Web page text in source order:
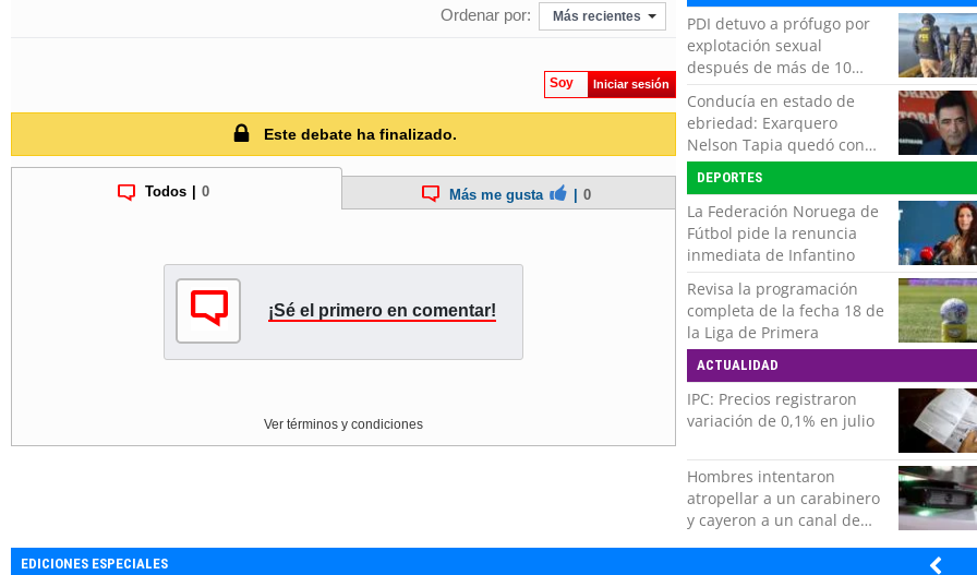
Ordenar por: Más recientes
Soy Iniciar sesión
Este debate ha finalizado.
Todos 0 Más me gusta 0
¡Sé el primero en comentar!
Ver términos y condiciones
PDI detuvo a prófugo por
explotación sexual
después de más de 10
horas de navegación en la
zona austral
Conducía en estado de
ebriedad: Exarquero
Nelson Tapia quedó con
lesiones graves tras
accidente vehicular
DEPORTES
La Federación Noruega de
Fútbol pide la renuncia
inmediata de Infantino
Revisa la programación
completa de la fecha 18 de
la Liga de Primera
ACTUALIDAD
IPC: Precios registraron
variación de 0,1% en julio
Hombres intentaron
atropellar a un carabinero
y cayeron a un canal de
EDICIONES ESPECIALES